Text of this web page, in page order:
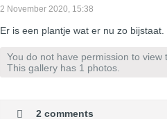
2 November 2020, 15:38
Er is een plantje wat er nu zo
You do not have permission to view
This gallery has 1 photos.
2 comments